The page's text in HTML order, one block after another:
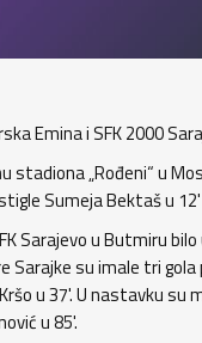
Emina i SFK 2000
stadiona „Rođeni“ u
Sumeja Bektaš u 12'
Sarajevo u Butmiru
Sarajke su imale tri
u 37'. U nastavku su
u 85'.